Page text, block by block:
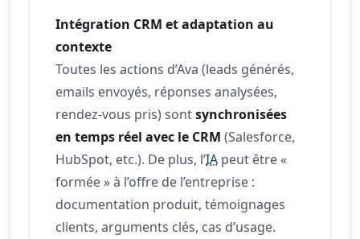
Intégration CRM et adaptation au
contexte
Toutes les actions d’Ava (leads générés,
emails envoyés, réponses analysées,
rendez-vous pris) sontsynchronisées
en temps réel avec le CRM (Salesforce,
HubSpot, etc.). De plus, l’IA peut être «
formée » à l’offre de l’entreprise :
documentation produit, témoignages
clients, arguments clés, cas d’usage.